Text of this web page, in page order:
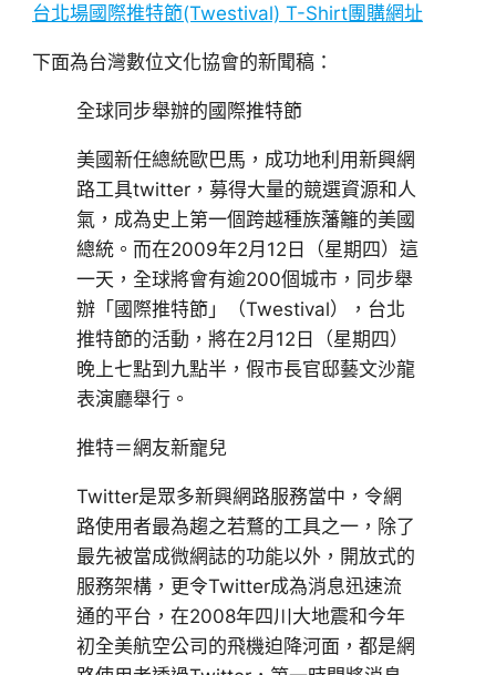
台北場國際推特節(Twestival) T-Shirt團購網址
下面為台灣數位文化協會的新聞稿：
全球同步舉辦的國際推特節
美國新任總統歐巴馬，成功地利用新興網
路工具twitter，募得大量的競選資源和人
氣，成為史上第一個跨越種族藩籬的美國
總統。而在2009年2月12日（星期四）這
一天，全球將會有逾200個城市，同步舉
辦「國際推特節」（Twestival），台北
推特節的活動，將在2月12日（星期四）
晚上七點到九點半，假市長官邸藝文沙龍
表演廳舉行。
推特＝網友新寵兒
Twitter是眾多新興網路服務當中，令網
路使用者最為趨之若鶩的工具之一，除了
最先被當成微網誌的功能以外，開放式的
服務架構，更令Twitter成為消息迅速流
通的平台，在2008年四川大地震和今年
初全美航空公司的飛機迫降河面，都是網